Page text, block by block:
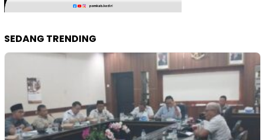
SEDANG TRENDING